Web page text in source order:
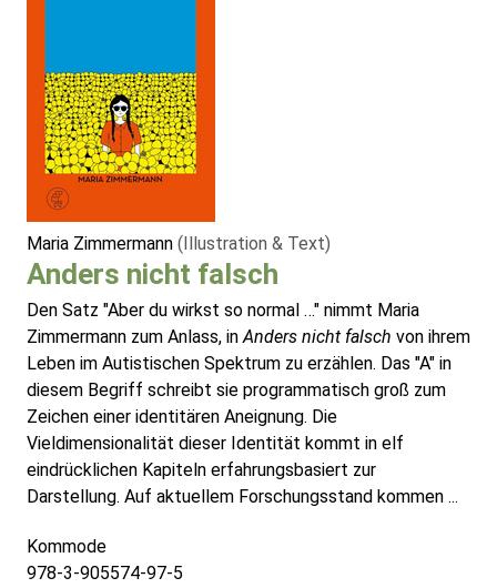
Maria Zimmermann (Illustration & Text)
Anders nicht falsch
Den Satz "Aber du wirkst so normal …" nimmt Maria
Zimmermann zum Anlass, inAnders nicht falsch von ihrem
Leben im Autistischen Spektrum zu erzählen. Das "A" in
diesem Begriff schreibt sie programmatisch groß zum
Zeichen einer identitären Aneignung. Die
Vieldimensionalität dieser Identität kommt in elf
eindrücklichen Kapiteln erfahrungsbasiert zur
Darstellung. Auf aktuellem Forschungsstand kommen ...
Kommode
978-3-905574-97-5